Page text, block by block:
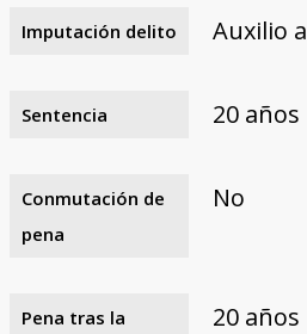
Imputación delito Auxilio
Sentencia 20 años
Conmutación de
pena
No
Pena tras la
20 años